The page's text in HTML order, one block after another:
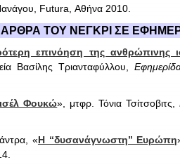
Futura , Αθήνα 2010.
ΑΡΘΡΑ ΤΟΥ ΝΕΓΚΡΙ ΣΕ
επινόηση της ανθρώπινης
Βασίλης Τριανταφύλλου,
Φουκώ», μτφρ. Τόνια Τσίτσοβιτς,
«Η “δυσανάγνωστη” Ευρώπη